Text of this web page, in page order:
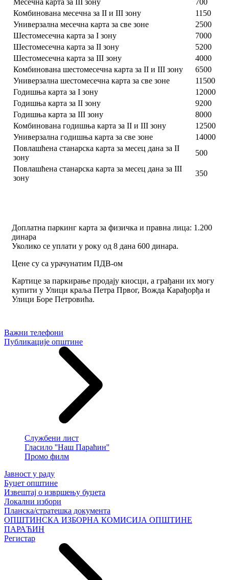
Комбинована месечна за II и III зону
1150
Универзална месечна карта за све зоне
2500
Шестомесечна карта за I зону
7000
Шестомесечна карта за II зону
5200
Шестомесечна карта за III зону
4000
Комбинована шестомесечна карта за II и III зону
6500
Универзална шестомесечна карта за све зоне
11500
Годишња карта за I зону
12000
Годишња карта за II зону
9200
Годишња карта за III зону
8000
Комбинована годишња карта за II и III зону
12500
Универзална годишња карта за све зоне
14000
Повлашћена станарска карта за месец дана за II
зону
500
Повлашћена станарска карта за месец дана за III
зону
350
Доплатна паркинг карта за физичка и правна лица: 1.200
динара
Уколико се уплати у року од 8 дана 600 динара.
Цене су са урачунатим ПДВ-ом
Картице за паркирање продају киосци, а грађани их могу
купити у Улици краља Петра Првог, Вожда Карађорђа и
Улици Боре Петровића.
Важни телефони
Публикације општине
Службени лист
Гласило ''Наш Параћин''
Промо филм
Јавност у раду
Буџет општине
Извештај о извршењу буџета
Локални избори
Планска/стратешка документа
ОПШТИНСКА ИЗБОРНА КОМИСИЈА ОПШТИНЕ
ПАРАЋИН
Регистар